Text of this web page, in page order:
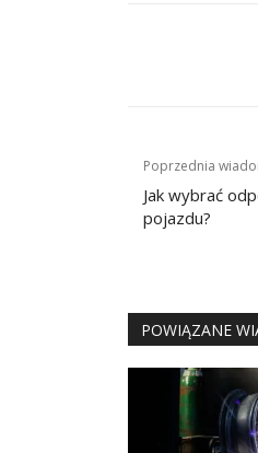
Nawigacja
wpisu
Poprzednia
Jak wybrać
pojazdu?
POWIĄZANE